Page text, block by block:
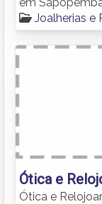
Joalherias e
Ótica e
Ótica e